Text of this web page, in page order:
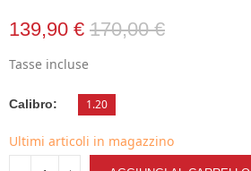
139,90 € 170,00 €
Tasse incluse
Calibro 1.20
Ultimi articoli in magazzino